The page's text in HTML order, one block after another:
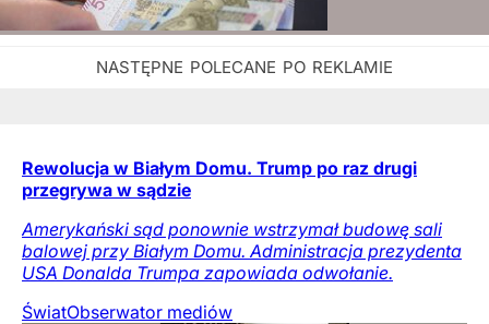
Rewolucja w Białym Domu. Trump po raz drugi
przegrywa w sądzie
Amerykański sąd ponownie wstrzymał budowę sali
balowej przy Białym Domu. Administracja prezydenta
USA Donalda Trumpa zapowiada odwołanie.
ŚwiatObserwator mediów